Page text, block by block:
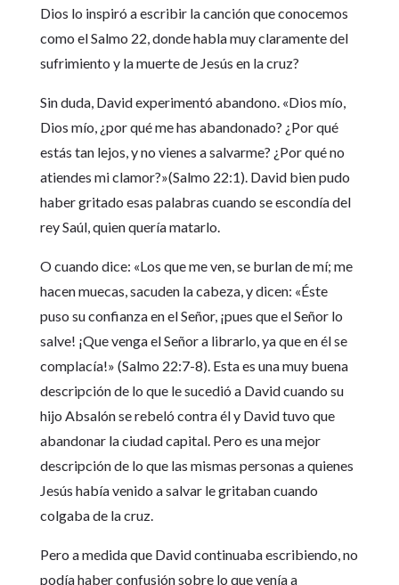
Dios lo inspiró a escribir la canción que conocemos
como el Salmo 22, donde habla muy claramente del
sufrimiento y la muerte de Jesús en la cruz?
Sin duda, David experimentó abandono. «Dios mío,
Dios mío, ¿por qué me has abandonado? ¿Por qué
estás tan lejos, y no vienes a salvarme? ¿Por qué no
atiendes mi clamor?»(Salmo 22:1). David bien pudo
haber gritado esas palabras cuando se escondía del
rey Saúl, quien quería matarlo.
O cuando dice: «Los que me ven, se burlan de mí; me
hacen muecas, sacuden la cabeza, y dicen: «Éste
puso su confianza en el Señor, ¡pues que el Señor lo
salve! ¡Que venga el Señor a librarlo, ya que en él se
complacía!» (Salmo 22:7-8). Esta es una muy buena
descripción de lo que le sucedió a David cuando su
hijo Absalón se rebeló contra él y David tuvo que
abandonar la ciudad capital. Pero es una mejor
descripción de lo que las mismas personas a quienes
Jesús había venido a salvar le gritaban cuando
colgaba de la cruz.
Pero a medida que David continuaba escribiendo, no
podía haber confusión sobre lo que venía a